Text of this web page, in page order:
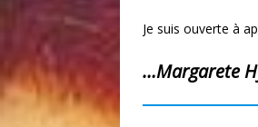
Je suis ouverte à
…Margarete